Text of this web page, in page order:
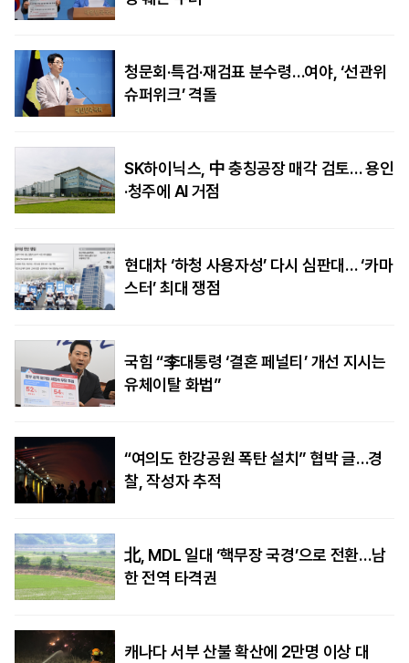
청문회·특검·재검표 분수령…여야, ‘선관위
슈퍼위크’ 격돌
SK하이닉스, 中 충칭공장 매각 검토… 용인
·청주에 AI 거점
현대차 ‘하청 사용자성’ 다시 심판대… ‘카마
스터’ 최대 쟁점
국힘 “李대통령 ‘결혼 페널티’ 개선 지시는
유체이탈 화법”
“여의도 한강공원 폭탄 설치” 협박 글…경
찰, 작성자 추적
北, MDL 일대 ‘핵무장 국경’으로 전환…남
한 전역 타격권
캐나다 서부 산불 확산에 2만명 이상 대